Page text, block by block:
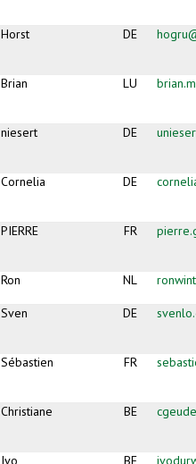
Horst DE
Brian LU
niesert DE
Cornelia DE
PIERRE FR
Ron NL
Sven DE
Sébastien FR
Christiane BE
Ivo BE